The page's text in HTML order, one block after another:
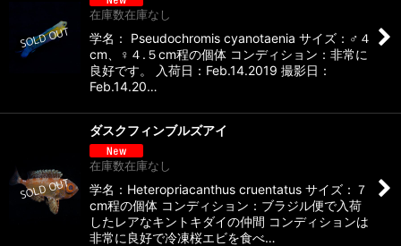
在庫数在庫なし
学名： Pseudochromis cyanotaenia サイズ：♂４
cm、♀４.５cm程の個体 コンディション：非常に
良好です。 入荷日：Feb.14.2019 撮影日：
Feb.14.20…
ダスクフィンブルズアイ
在庫数在庫なし
学名：Heteropriacanthus cruentatus サイズ：７
cm程の個体 コンディション：ブラジル便で入荷
したレアなキントキダイの仲間 コンディションは
非常に良好で冷凍桜エビを食べ…